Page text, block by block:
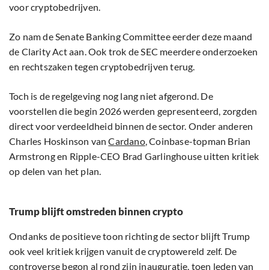
voor cryptobedrijven.
Zo nam de Senate Banking Committee eerder deze maand
de Clarity Act aan. Ook trok de SEC meerdere onderzoeken
en rechtszaken tegen cryptobedrijven terug.
Toch is de regelgeving nog lang niet afgerond. De
voorstellen die begin 2026 werden gepresenteerd, zorgden
direct voor verdeeldheid binnen de sector. Onder anderen
Charles Hoskinson vanCardano, Coinbase-topman Brian
Armstrong en Ripple-CEO Brad Garlinghouse uitten kritiek
op delen van het plan.
Trump blijft omstreden binnen crypto
Ondanks de positieve toon richting de sector blijft Trump
ook veel kritiek krijgen vanuit de cryptowereld zelf. De
controverse begon al rond zijn inauguratie, toen leden van